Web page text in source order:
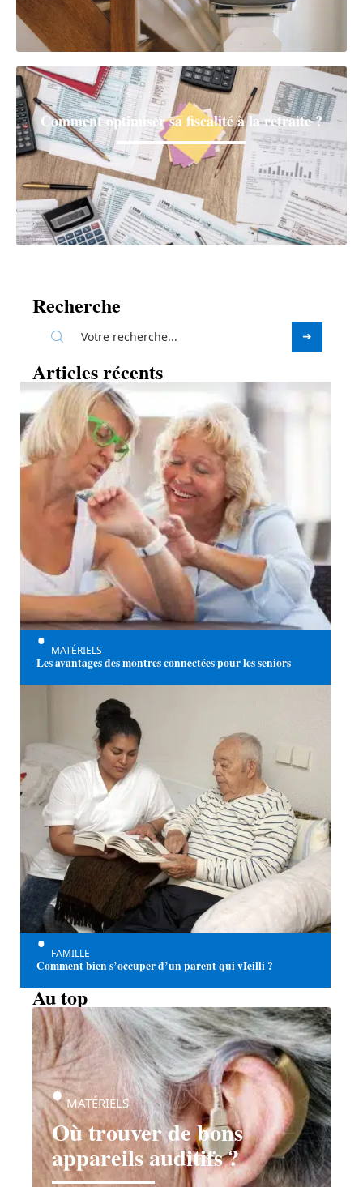
Comment optimiser sa fiscalité à la retraite ?
Recherche
Articles récents
MATÉRIELS
Les avantages des montres connectées pour les seniors
FAMILLE
Comment bien s’occuper d’un parent qui vIeilli ?
Au top
Où trouver de bons
appareils auditifs ?
MATÉRIELS